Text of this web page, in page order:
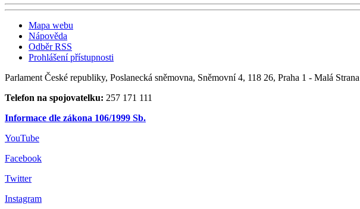
Mapa webu
Nápověda
Odběr RSS
Prohlášení přístupnosti
Parlament České republiky, Poslanecká sněmovna, Sněmovní 4, 118 26, Praha 1 - Malá Strana
Telefon na spojovatelku: 257 171 111
Informace dle zákona 106/1999 Sb.
YouTube
Facebook
Twitter
Instagram